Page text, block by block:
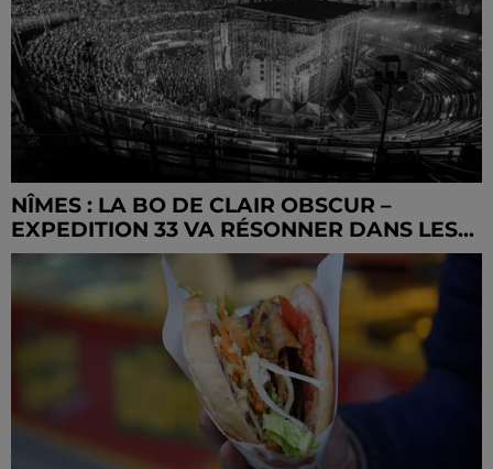
NÎMES : LA BO DE CLAIR OBSCUR –
EXPEDITION 33 VA RÉSONNER DANS LES...